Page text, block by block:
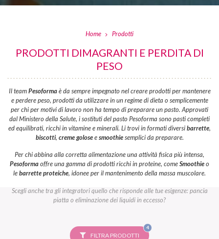
Home Prodotti
PRODOTTI DIMAGRANTI E PERDITA DI
PESO
Il teamPesoformaè da sempre impegnato nel creare prodotti per mantenere
e perdere peso, prodotti da utilizzare in un regime di dieta o semplicemente
per chi per motivi di lavoro non ha tempo di preparare un pasto. Approvati
dal Ministero della Salute, i sostituti del pasto Pesoforma sono pasti completi
ed equilibrati, ricchi in vitamine e minerali. Li trovi in formati diversibarrette,
biscotti, creme goloseesmoothiesemplici da preparare.
Per chi abbina alla corretta alimentazione una attività fisica più intensa,
Pesoformaoffre una gamma di prodotti ricchi in proteine, comeSmoothieo
lebarrette proteiche, idonee per il mantenimento della massa muscolare.
Scegli anche tra gli integratori quello che risponde alle tue esigenze: pancia
piatta o eliminazione dei liquidi in eccesso?
FILTRA PRODOTTI
4FILTRI
SELEZIONATI